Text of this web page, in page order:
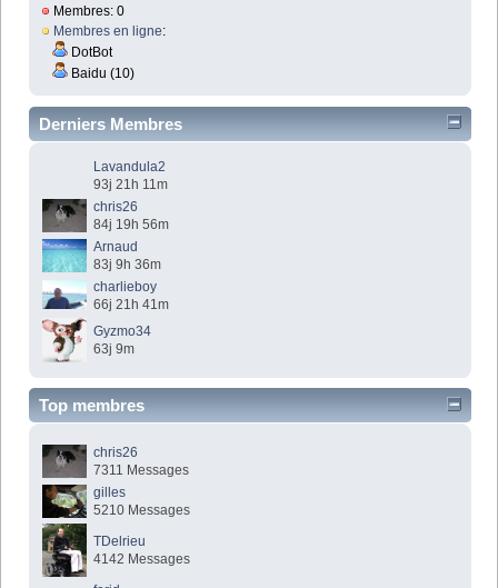
Membres: 0
Membres en ligne:
DotBot
Baidu (10)
Derniers Membres
Lavandula2
93j 21h 11m
chris26
84j 19h 56m
Arnaud
83j 9h 36m
charlieboy
66j 21h 41m
Gyzmo34
63j 9m
Top membres
chris26
7311 Messages
gilles
5210 Messages
TDelrieu
4142 Messages